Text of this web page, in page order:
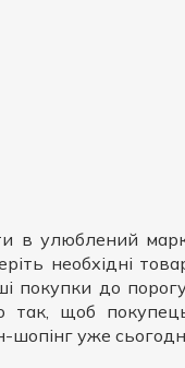
в улюблений
необхідні
покупки до
так, щоб
шопінг уже